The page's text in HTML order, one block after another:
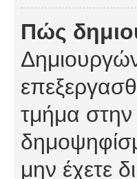
Πώς
τμήμα
μην έχετε